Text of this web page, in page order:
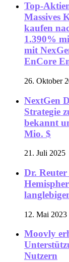
Top-
Massives
kaufen
1.390%
mit
EnCore
26. Oktober
NextGen
Strategie
bekannt
Mio. $
21. Juli 2025
Dr.
12. Mai 2023
Moovly
Nutzern